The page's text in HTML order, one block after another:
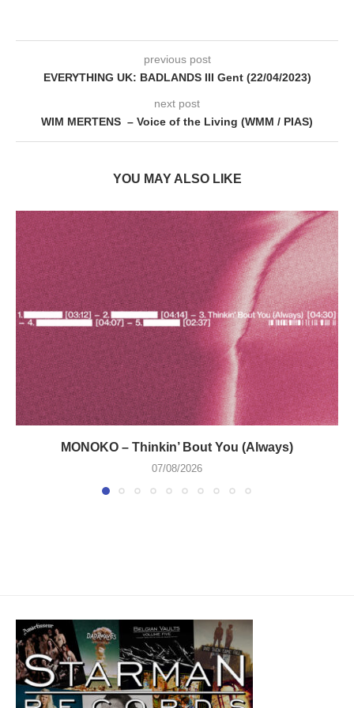
previous post
EVERYTHING UK: BADLANDS III Gent (22/04/2023)
next post
WIM MERTENS – Voice of the Living (WMM / PIAS)
YOU MAY ALSO LIKE
MONOKO – Thinkin’ Bout You (Always)
07/08/2026